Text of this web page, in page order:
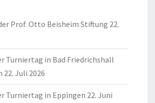
Prof. Otto Beisheim Stiftung 22.
Turniertag in Bad Friedrichshall
22. Juli 2026
Turniertag in Eppingen 22. Juni